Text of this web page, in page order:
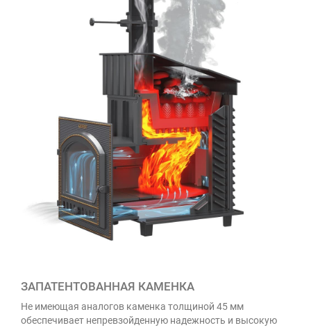
ЗАПАТЕНТОВАННАЯ КАМЕНКА
Не имеющая аналогов каменка толщиной 45 мм
обеспечивает непревзойденную надежность и высокую